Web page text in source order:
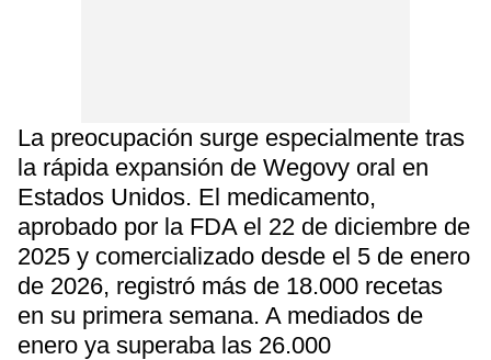
La preocupación surge especialmente tras
la rápida expansión de Wegovy oral en
Estados Unidos. El medicamento,
aprobado por la FDA el 22 de diciembre de
2025 y comercializado desde el 5 de enero
de 2026, registró más de 18.000 recetas
en su primera semana. A mediados de
enero ya superaba las 26.000